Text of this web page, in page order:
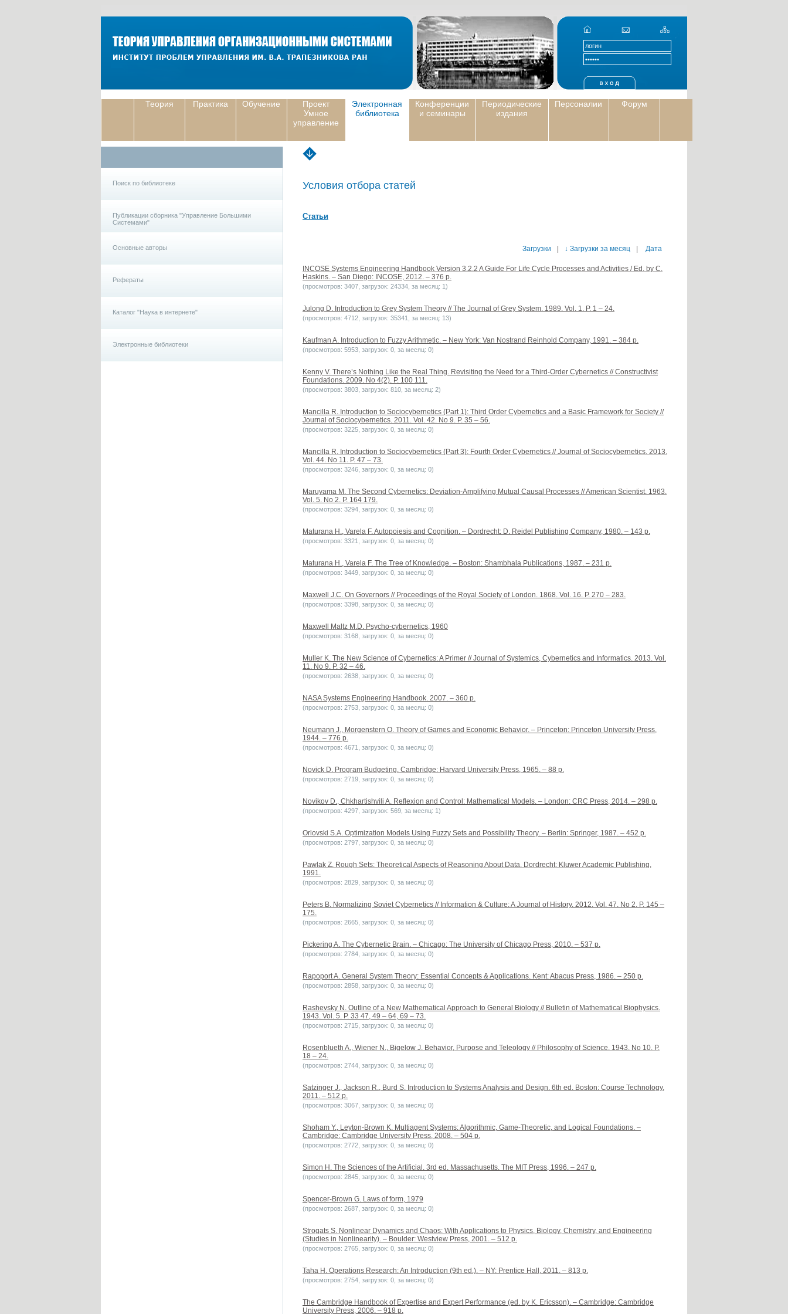
Теория Практика Обучение
Проект
Умное
управление
Электронная
библиотека
Конференции
и семинары
Периодические
издания
Персоналии Форум
Поиск по библиотеке
Публикации сборника "Управление Большими
Системами"
Основные авторы
Рефераты
Каталог "Наука в интернете"
Электронные библиотеки
Условия отбора статей
Статьи
Загрузки ↓ Загрузки за месяц Дата
INCOSE Systems Engineering Handbook Version 3.2.2 A Guide For Life Cycle Processes and Activities / Ed. by C.
Haskins. – San Diego: INCOSE, 2012. – 376 p.
(просмотров: 3407, загрузок: 24334, за месяц: 1)
Julong D. Introduction to Grey System Theory // The Journal of Grey System. 1989. Vol. 1. P. 1 – 24.
(просмотров: 4712, загрузок: 35341, за месяц: 13)
Kaufman A. Introduction to Fuzzy Arithmetic. – New York: Van Nostrand Reinhold Company, 1991. – 384 p.
(просмотров: 5953, загрузок: 0, за месяц: 0)
Kenny V. There’s Nothing Like the Real Thing. Revisiting the Need for a Third-Order Cybernetics // Constructivist
Foundations. 2009. No 4(2). P. 100 111.
(просмотров: 3803, загрузок: 810, за месяц: 2)
Mancilla R. Introduction to Sociocybernetics (Part 1): Third Order Cybernetics and a Basic Framework for Society //
Journal of Sociocybernetics. 2011. Vol. 42. No 9. P. 35 – 56.
(просмотров: 3225, загрузок: 0, за месяц: 0)
Mancilla R. Introduction to Sociocybernetics (Part 3): Fourth Order Cybernetics // Journal of Sociocybernetics. 2013.
Vol. 44. No 11. P. 47 – 73.
(просмотров: 3246, загрузок: 0, за месяц: 0)
Maruyama M. The Second Cybernetics: Deviation-Amplifying Mutual Causal Processes // American Scientist. 1963.
Vol. 5. No 2. P. 164 179.
(просмотров: 3294, загрузок: 0, за месяц: 0)
Maturana H., Varela F. Autopoiesis and Cognition. – Dordrecht: D. Reidel Publishing Company, 1980. – 143 p.
(просмотров: 3321, загрузок: 0, за месяц: 0)
Maturana H., Varela F. The Tree of Knowledge. – Boston: Shambhala Publications, 1987. – 231 p.
(просмотров: 3449, загрузок: 0, за месяц: 0)
Maxwell J.C. On Governors // Proceedings of the Royal Society of London. 1868. Vol. 16. P. 270 – 283.
(просмотров: 3398, загрузок: 0, за месяц: 0)
Maxwell Maltz M.D. Psycho-cybernetics, 1960
(просмотров: 3168, загрузок: 0, за месяц: 0)
Muller K. The New Science of Cybernetics: A Primer // Journal of Systemics, Cybernetics and Informatics. 2013. Vol.
11. No 9. P. 32 – 46.
(просмотров: 2638, загрузок: 0, за месяц: 0)
NASA Systems Engineering Handbook. 2007. – 360 p.
(просмотров: 2753, загрузок: 0, за месяц: 0)
Neumann J., Morgenstern O. Theory of Games and Economic Behavior. – Princeton: Princeton University Press,
1944. – 776 p.
(просмотров: 4671, загрузок: 0, за месяц: 0)
Novick D. Program Budgeting. Cambridge: Harvard University Press, 1965. – 88 p.
(просмотров: 2719, загрузок: 0, за месяц: 0)
Novikov D., Chkhartishvili A. Reflexion and Control: Mathematical Models. – London: CRC Press, 2014. – 298 p.
(просмотров: 4297, загрузок: 569, за месяц: 1)
Orlovski S.A. Optimization Models Using Fuzzy Sets and Possibility Theory. – Berlin: Springer, 1987. – 452 p.
(просмотров: 2797, загрузок: 0, за месяц: 0)
Pawlak Z. Rough Sets: Theoretical Aspects of Reasoning About Data. Dordrecht: Kluwer Academic Publishing,
1991.
(просмотров: 2829, загрузок: 0, за месяц: 0)
Peters B. Normalizing Soviet Cybernetics // Information & Culture: A Journal of History. 2012. Vol. 47. No 2. P. 145 –
175.
(просмотров: 2665, загрузок: 0, за месяц: 0)
Pickering A. The Cybernetic Brain. – Chicago: The University of Chicago Press, 2010. – 537 p.
(просмотров: 2784, загрузок: 0, за месяц: 0)
Rapoport A. General System Theory: Essential Concepts & Applications. Kent: Abacus Press, 1986. – 250 p.
(просмотров: 2858, загрузок: 0, за месяц: 0)
Rashevsky N. Outline of a New Mathematical Approach to General Biology // Bulletin of Mathematical Biophysics.
1943. Vol. 5. P. 33 47, 49 – 64, 69 – 73.
(просмотров: 2715, загрузок: 0, за месяц: 0)
Rosenblueth A., Wiener N., Bigelow J. Behavior, Purpose and Teleology // Philosophy of Science. 1943. No 10. P.
18 – 24.
(просмотров: 2744, загрузок: 0, за месяц: 0)
Satzinger J., Jackson R., Burd S. Introduction to Systems Analysis and Design. 6th ed. Boston: Course Technology,
2011. – 512 p.
(просмотров: 3067, загрузок: 0, за месяц: 0)
Shoham Y., Leyton-Brown K. Multiagent Systems: Algorithmic, Game-Theoretic, and Logical Foundations. –
Cambridge: Cambridge University Press, 2008. – 504 p.
(просмотров: 2772, загрузок: 0, за месяц: 0)
Simon H. The Sciences of the Artificial. 3rd ed. Massachusetts. The MIT Press, 1996. – 247 p.
(просмотров: 2845, загрузок: 0, за месяц: 0)
Spencer-Brown G. Laws of form, 1979
(просмотров: 2687, загрузок: 0, за месяц: 0)
Strogats S. Nonlinear Dynamics and Chaos: With Applications to Physics, Biology, Chemistry, and Engineering
(Studies in Nonlinearity). – Boulder: Westview Press, 2001. – 512 p.
(просмотров: 2765, загрузок: 0, за месяц: 0)
Taha H. Operations Research: An Introduction (9th ed.). – NY: Prentice Hall, 2011. – 813 p.
(просмотров: 2754, загрузок: 0, за месяц: 0)
The Cambridge Handbook of Expertise and Expert Performance (ed. by K. Ericsson). – Cambridge: Cambridge
University Press, 2006. – 918 p.